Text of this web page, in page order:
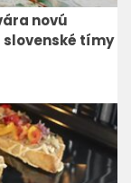
novú
slovenské tímy